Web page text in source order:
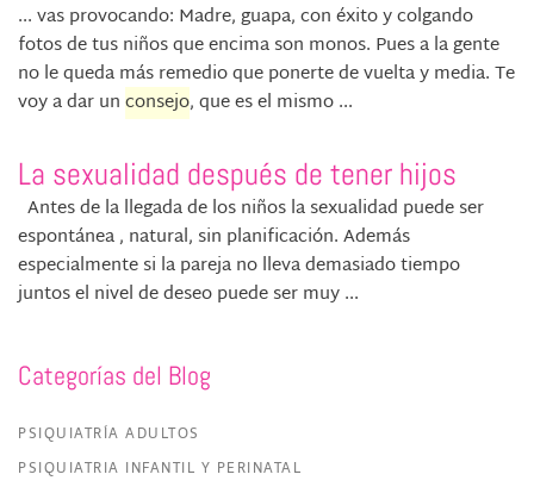
... vas provocando: Madre, guapa, con éxito y colgando
fotos de tus niños que encima son monos. Pues a la gente
no le queda más remedio que ponerte de vuelta y media. Te
voy a dar unconsejo, que es el mismo ...
La sexualidad después de tener hijos
Antes de la llegada de los niños la sexualidad puede ser
espontánea , natural, sin planificación. Además
especialmente si la pareja no lleva demasiado tiempo
juntos el nivel de deseo puede ser muy ...
Categorías del Blog
PSIQUIATRÍA ADULTOS
PSIQUIATRIA INFANTIL Y PERINATAL